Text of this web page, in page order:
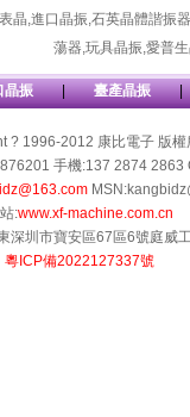
晶,進口晶振,石英晶體諧振器
蕩器,玩具晶振,愛普
晶振 | 臺產晶振 |
? 1996-2012 康比電子 版權
手機:137 2874 2863
:www.xf-machine.com.cn
深圳市寶安區67區6號庭威
粵ICP備2022127337號